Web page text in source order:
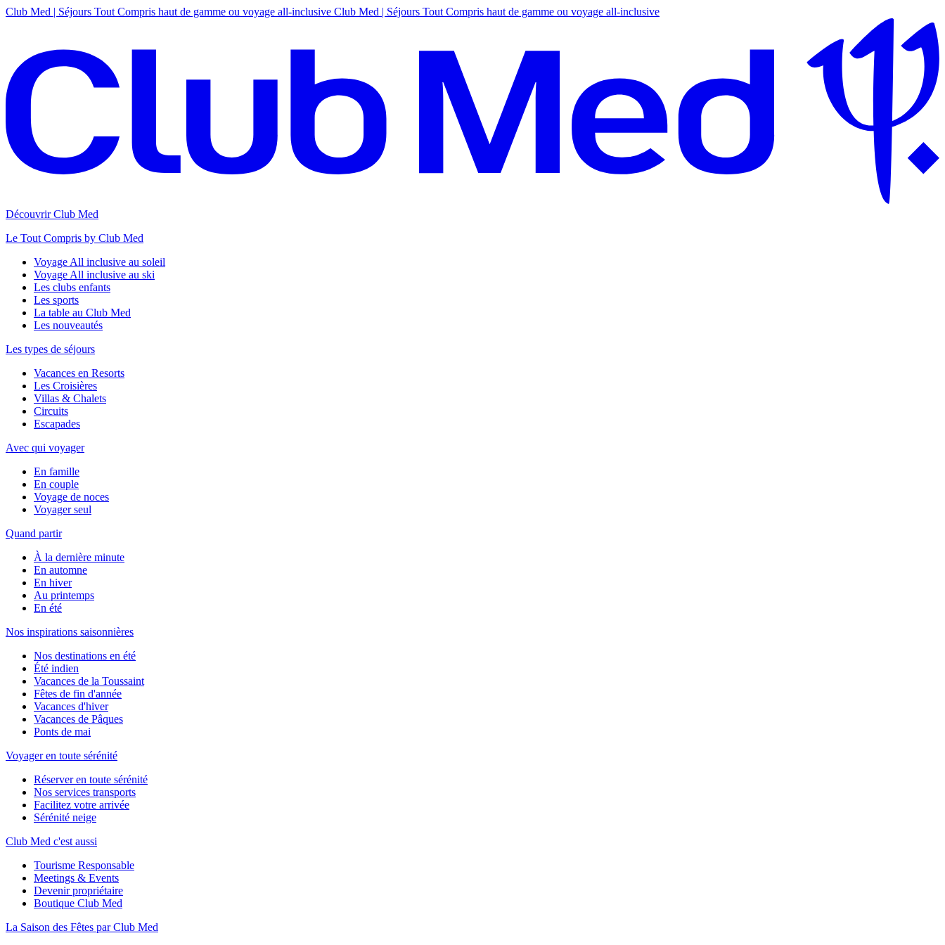
Club Med | Séjours Tout Compris haut de gamme ou voyage all-inclusive Club Med | Séjours Tout Compris haut de gamme ou voyage all-inclusive
Découvrir Club Med
Le Tout Compris by Club Med
Voyage All inclusive au soleil
Voyage All inclusive au ski
Les clubs enfants
Les sports
La table au Club Med
Les nouveautés
Les types de séjours
Vacances en Resorts
Les Croisières
Villas & Chalets
Circuits
Escapades
Avec qui voyager
En famille
En couple
Voyage de noces
Voyager seul
Quand partir
À la dernière minute
En automne
En hiver
Au printemps
En été
Nos inspirations saisonnières
Nos destinations en été
Été indien
Vacances de la Toussaint
Fêtes de fin d'année
Vacances d'hiver
Vacances de Pâques
Ponts de mai
Voyager en toute sérénité
Réserver en toute sérénité
Nos services transports
Facilitez votre arrivée
Sérénité neige
Club Med c'est aussi
Tourisme Responsable
Meetings & Events
Devenir propriétaire
Boutique Club Med
La Saison des Fêtes par Club Med